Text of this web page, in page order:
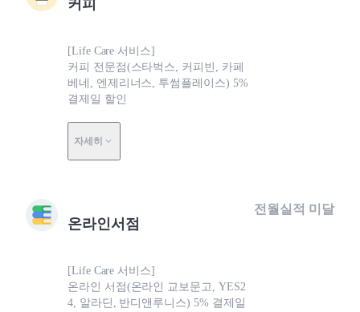
커피
[Life Care 서비스]
커피 전문점(스타벅스, 커피빈, 카페
베네, 엔제리너스, 투썸플레이스) 5%
결제일 할인
자세히
온라인서점
[Life Care 서비스]
온라인 서점(온라인 교보문고, YES2
4, 알라딘, 반디앤루니스) 5% 결제일
전월실적 미달